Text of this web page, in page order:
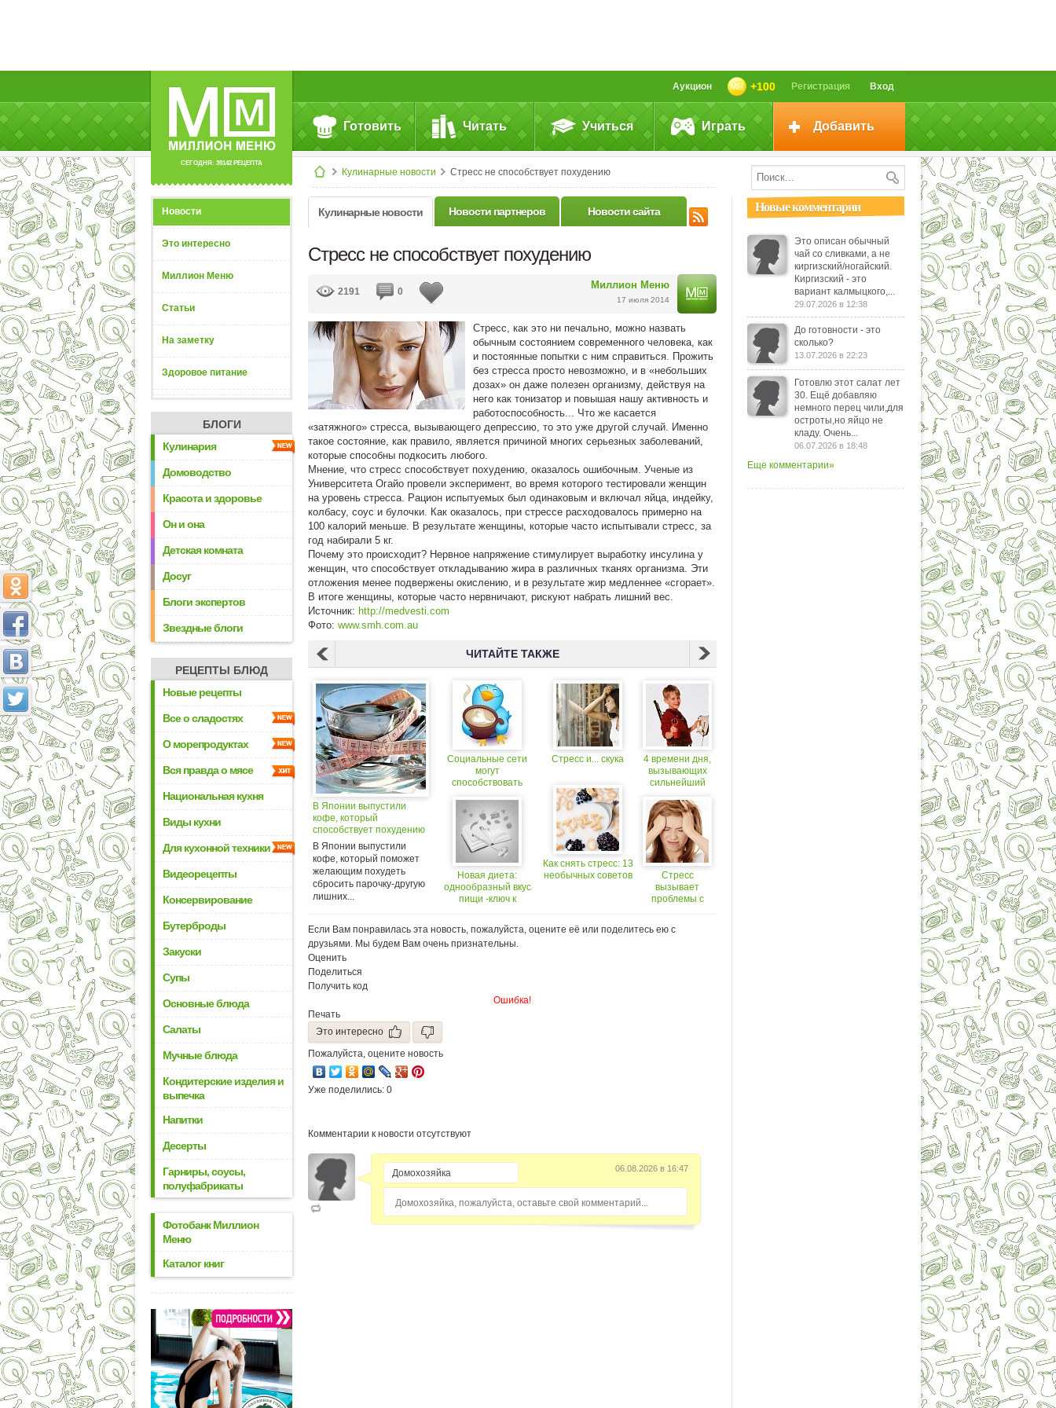
СЕГОДНЯ: 39142 РЕЦЕПТА
Вход
Регистрация
+100
Аукцион
Готовить Читать Учиться Играть Добавить
Кулинарные новости Стресс не способствует похудению
Новости
Это интересно
Миллион Меню
Статьи
На заметку
Здоровое питание
БЛОГИ
Кулинария
Домоводство
Красота и здоровье
Он и она
Детская комната
Досуг
Блоги экспертов
Звездные блоги
РЕЦЕПТЫ БЛЮД
Новые рецепты
Все о сладостях
О морепродуктах
Вся правда о мясе
Национальная кухня
Виды кухни
Для кухонной техники
Видеорецепты
Консервирование
Бутерброды
Закуски
Супы
Основные блюда
Салаты
Мучные блюда
Кондитерские изделия и
выпечка
Напитки
Десерты
Гарниры, соусы,
полуфабрикаты
Фотобанк Миллион
Меню
Каталог книг
Кулинарные новости Новости партнеров Новости сайта
Стресс не способствует похудению
Миллион Меню
17 июля 2014
2191 0
Стресс, как это ни печально, можно назвать
обычным состоянием современного человека, как
и постоянные попытки с ним справиться. Прожить
без стресса просто невозможно, и в «небольших
дозах» он даже полезен организму, действуя на
него как тонизатор и повышая нашу активность и
работоспособность... Что же касается
«затяжного» стресса, вызывающего депрессию, то это уже другой случай. Именно
такое состояние, как правило, является причиной многих серьезных заболеваний,
которые способны подкосить любого.
Мнение, что стресс способствует похудению, оказалось ошибочным. Ученые из
Университета Огайо провели эксперимент, во время которого тестировали женщин
на уровень стресса. Рацион испытуемых был одинаковым и включал яйца, индейку,
колбасу, соус и булочки. Как оказалось, при стрессе расходовалось примерно на
100 калорий меньше. В результате женщины, которые часто испытывали стресс, за
год набирали 5 кг.
Почему это происходит? Нервное напряжение стимулирует выработку инсулина у
женщин, что способствует откладыванию жира в различных тканях организма. Эти
отложения менее подвержены окислению, и в результате жир медленнее «сгорает».
В итоге женщины, которые часто нервничают, рискуют набрать лишний вес.
Источник: http://medvesti.com
Фото: www.smh.com.au
ЧИТАЙТЕ ТАКЖЕ
В Японии выпустили
кофе, который
способствует похудению
В Японии выпустили
кофе, который поможет
желающим похудеть
сбросить парочку-другую
лишних...
Социальные сети
могут
способствовать
Новая диета:
однообразный вкус
пищи -ключ к
Стресс и... скука
Как снять стресс: 13
необычных советов
4 времени дня,
вызывающих
сильнейший
Стресс
вызывает
проблемы с
Если Вам понравилась эта новость, пожалуйста, оцените её или поделитесь ею с
друзьями. Мы будем Вам очень признательны.
Оценить
Поделиться
Получить код
Ошибка!
Печать
Это интересно
Пожалуйста, оцените новость
Уже поделились: 0
Комментарии к новости отсутствуют
06.08.2026 в 16:47
Домохозяйка, пожалуйста, оставьте свой комментарий...
Новые комментарии
Это описан обычный
чай со сливками, а не
киргизский/ногайский.
Киргизский - это
вариант калмыцкого,...
29.07.2026 в 12:38
До готовности - это
сколько?
13.07.2026 в 22:23
Готовлю этот салат лет
30. Ещё добавляю
немного перец чили,для
остроты,но яйцо не
кладу. Очень...
06.07.2026 в 18:48
Еще комментарии»